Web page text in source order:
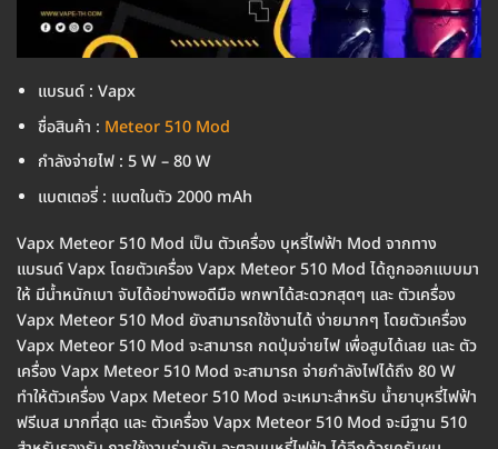
แบรนด์ : Vapx
ชื่อสินค้า : Meteor 510 Mod
กำลังจ่ายไฟ : 5 W – 80 W
แบตเตอรี่ : แบตในตัว 2000 mAh
Vapx Meteor 510 Mod เป็น ตัวเครื่อง บุหรี่ไฟฟ้า Mod จากทาง
แบรนด์ Vapx โดยตัวเครื่อง Vapx Meteor 510 Mod ได้ถูกออกแบบมา
ให้ มีน้ำหนักเบา จับได้อย่างพอดีมือ พกพาได้สะดวกสุดๆ และ ตัวเครื่อง
Vapx Meteor 510 Mod ยังสามารถใช้งานได้ ง่ายมากๆ โดยตัวเครื่อง
Vapx Meteor 510 Mod จะสามารถ กดปุ่มจ่ายไฟ เพื่อสูบได้เลย และ ตัว
เครื่อง Vapx Meteor 510 Mod จะสามารถ จ่ายกำลังไฟได้ถึง 80 W
ทำให้ตัวเครื่อง Vapx Meteor 510 Mod จะเหมาะสำหรับ น้ำยาบุหรี่ไฟฟ้า
ฟรีเบส มากที่สุด และ ตัวเครื่อง Vapx Meteor 510 Mod จะมีฐาน 510